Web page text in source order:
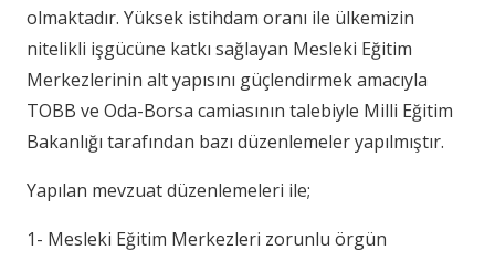
olmaktadır. Yüksek istihdam oranı ile ülkemizin
nitelikli işgücüne katkı sağlayan Mesleki Eğitim
Merkezlerinin alt yapısını güçlendirmek amacıyla
TOBB ve Oda-Borsa camiasının talebiyle Milli Eğitim
Bakanlığı tarafından bazı düzenlemeler yapılmıştır.
Yapılan mevzuat düzenlemeleri ile;
1- Mesleki Eğitim Merkezleri zorunlu örgün